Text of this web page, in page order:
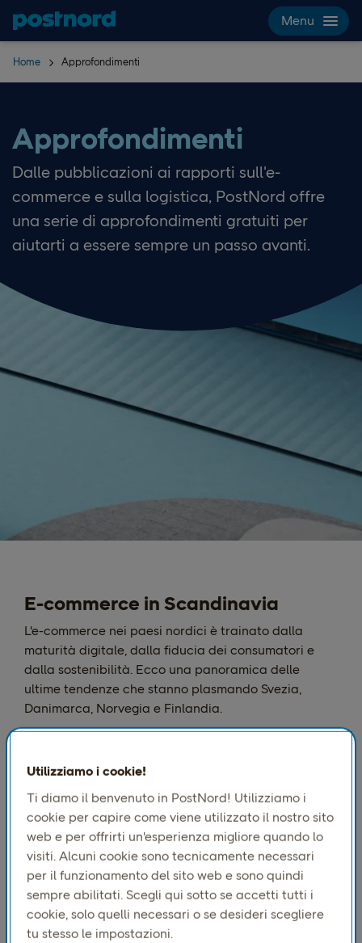
Hoppa över navigering och sök
Menu
Home Approfondimenti
Approfondimenti
Dalle pubblicazioni ai rapporti sull'e-
commerce e sulla logistica, PostNord offre
una serie di approfondimenti gratuiti per
aiutarti a essere sempre un passo avanti.
E-commerce in Scandinavia
L'e-commerce nei paesi nordici è trainato dalla
maturità digitale, dalla fiducia dei consumatori e
dalla sostenibilità. Ecco una panoramica delle
ultime tendenze che stanno plasmando Svezia,
Danimarca, Norvegia e Finlandia.
Principali indicatori relativi allo
shopping online nei Paesi nordici
Utilizziamo i cookie!
Ti diamo il benvenuto in PostNord! Utilizziamo i
cookie per capire come viene utilizzato il nostro sito
web e per offrirti un'esperienza migliore quando lo
visiti. Alcuni cookie sono tecnicamente necessari
per il funzionamento del sito web e sono quindi
sempre abilitati. Scegli qui sotto se accetti tutti i
cookie, solo quelli necessari o se desideri scegliere
tu stesso le impostazioni.